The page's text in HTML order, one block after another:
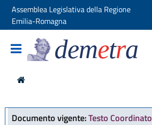
Assemblea Legislativa della Regione
Emilia-Romagna
demetra
Documento vigente:Testo Coordinato